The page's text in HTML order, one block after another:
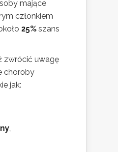
mające
członkiem
25% szans
zwrócić uwagę
choroby
jak: